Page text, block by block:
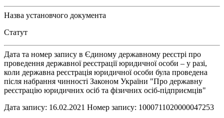
Назва установчого документа
Статут
Дата та номер запису в Єдиному державному реєстрі про
проведення державної реєстрації юридичної особи – у разі,
коли державна реєстрація юридичної особи була проведена
після набрання чинності Законом України "Про державну
реєстрацію юридичних осіб та фізичних осіб-підприємців"
Дата запису: 16.02.2021 Номер запису: 1000711020000047253